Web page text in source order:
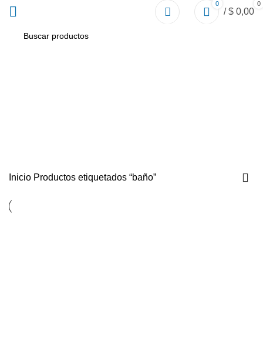
0 0
/ $ 0,00
Inicio Productos etiquetados “baño”